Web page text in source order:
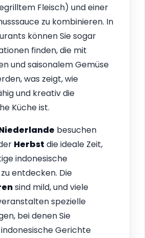
Fleisch) und einer
zu kombinieren. In
können Sie sogar
finden, die mit
und saisonalem Gemüse
was zeigt, wie
und kreativ die
Küche ist.
besuchen
Herbst die ideale Zeit,
indonesische
entdecken. Die
sind mild, und viele
spezielle
bei denen Sie
Gerichte